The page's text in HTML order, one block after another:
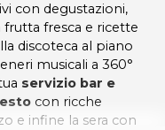
con degustazioni,
fresca e ricette
discoteca al piano
musicali a 360°
servizio bar e
con ricche
e infine la sera con